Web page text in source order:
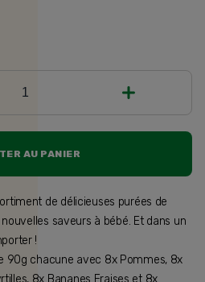
1
AU PANIER
de délicieuses purées de
saveurs à bébé. Et dans un
!
90g chacune avec 8x Pommes, 8x
8x Bananes Fraises et 8x